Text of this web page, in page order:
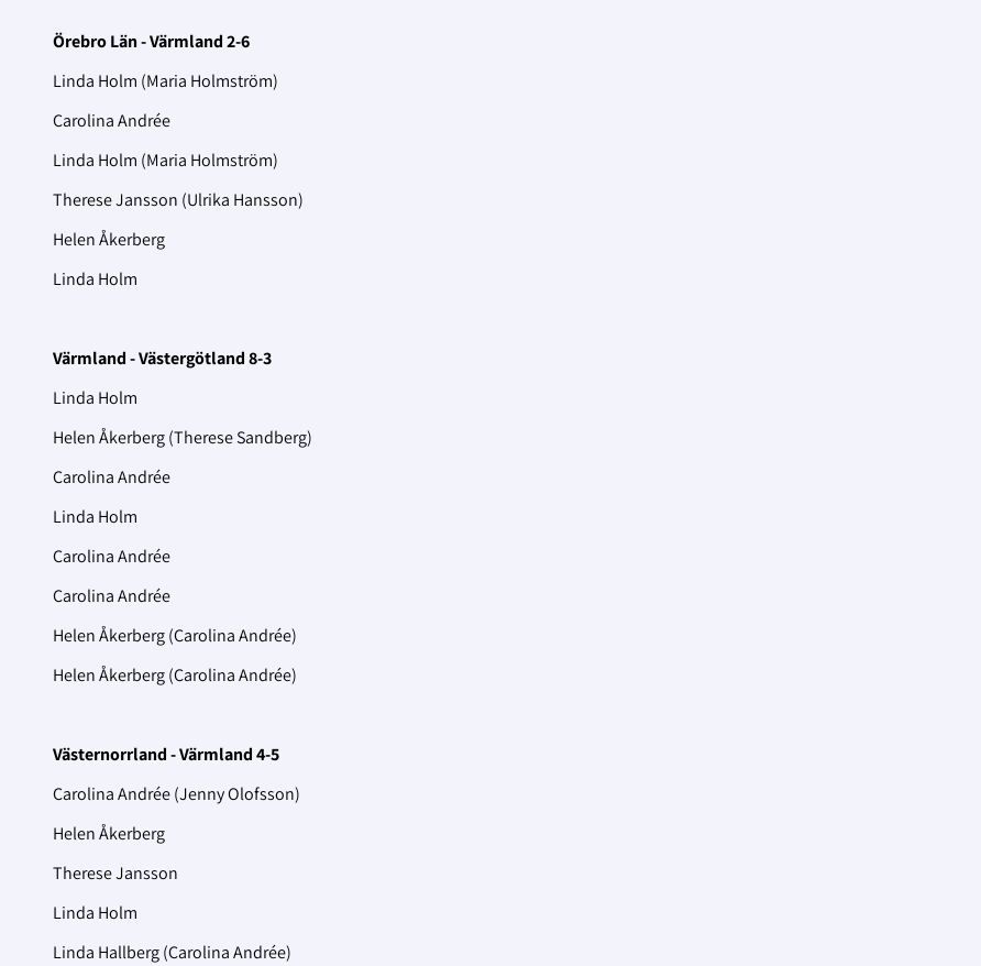
Örebro Län - Värmland 2-6
Linda Holm (Maria Holmström)
Carolina Andrée
Linda Holm (Maria Holmström)
Therese Jansson (Ulrika Hansson)
Helen Åkerberg
Linda Holm
Värmland - Västergötland 8-3
Linda Holm
Helen Åkerberg (Therese Sandberg)
Carolina Andrée
Linda Holm
Carolina Andrée
Carolina Andrée
Helen Åkerberg (Carolina Andrée)
Helen Åkerberg (Carolina Andrée)
Västernorrland - Värmland 4-5
Carolina Andrée (Jenny Olofsson)
Helen Åkerberg
Therese Jansson
Linda Holm
Linda Hallberg (Carolina Andrée)